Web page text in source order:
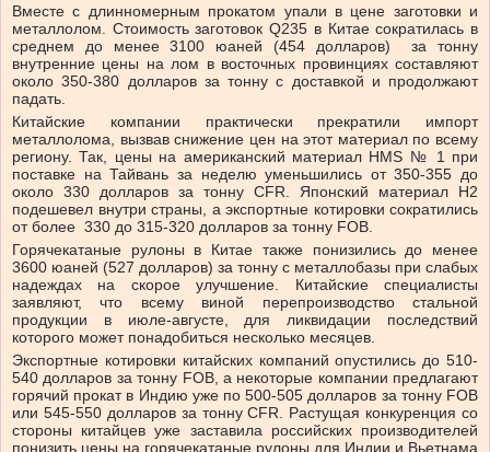
Вместе с длинномерным прокатом упали в цене заготовки и
металлолом. Стоимость заготовок Q235 в Китае сократилась в
среднем до менее 3100 юаней (454 долларов) за тонну
внутренние цены на лом в восточных провинциях составляют
около 350-380 долларов за тонну с доставкой и продолжают
падать.
Китайские компании практически прекратили импорт
металлолома, вызвав снижение цен на этот материал по всему
региону. Так, цены на американский материал HMS № 1 при
поставке на Тайвань за неделю уменьшились от 350-355 до
около 330 долларов за тонну CFR. Японский материал Н2
подешевел внутри страны, а экспортные котировки сократились
от более 330 до 315-320 долларов за тонну FOB.
Горячекатаные рулоны в Китае также понизились до менее
3600 юаней (527 долларов) за тонну с металлобазы при слабых
надеждах на скорое улучшение. Китайские специалисты
заявляют, что всему виной перепроизводство стальной
продукции в июле-августе, для ликвидации последствий
которого может понадобиться несколько месяцев.
Экспортные котировки китайских компаний опустились до 510-
540 долларов за тонну FOB, а некоторые компании предлагают
горячий прокат в Индию уже по 500-505 долларов за тонну FOB
или 545-550 долларов за тонну CFR. Растущая конкуренция со
стороны китайцев уже заставила российских производителей
понизить цены на горячекатаные рулоны для Индии и Вьетнама